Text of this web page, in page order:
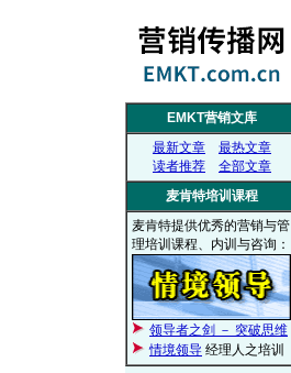
EMKT营销文库
最新文章
最热文章
读者推荐
全部文章
麦肯特培训课程
麦肯特提供优秀的营销与管
理培训课程、内训与咨询：
领导者之剑 － 突破思维
情境领导 经理人之培训